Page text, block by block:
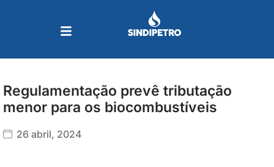
Regulamentação prevê tributação
menor para os biocombustíveis
26 abril, 2024